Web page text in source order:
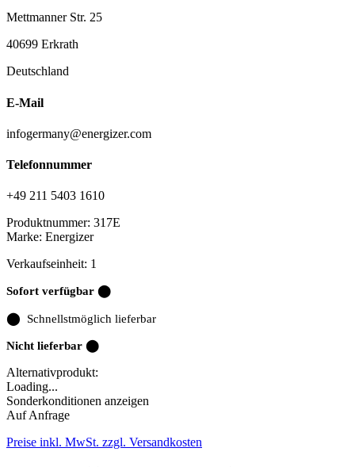
Mettmanner Str. 25
40699 Erkrath
Deutschland
E-Mail
infogermany@energizer.com
Telefonnummer
+49 211 5403 1610
Produktnummer: 317E
Marke: Energizer
Verkaufseinheit: 1
Sofort verfügbar ⬤
⬤ Schnellstmöglich lieferbar
Nicht lieferbar ⬤
Alternativprodukt:
Loading...
Sonderkonditionen anzeigen
Auf Anfrage
Preise inkl. MwSt. zzgl. Versandkosten